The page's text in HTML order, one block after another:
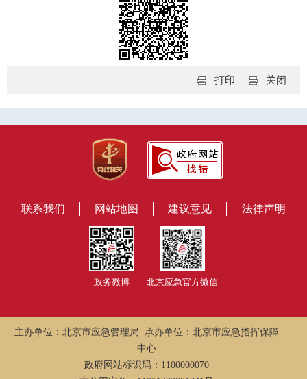
关闭
打印
联系我们 网站地图 建议意见 法律声明
政务微博 北京应急官方微信
主办单位：北京市应急管理局 承办单位：北京市应急指挥保障
中心
政府网站标识码：1100000070